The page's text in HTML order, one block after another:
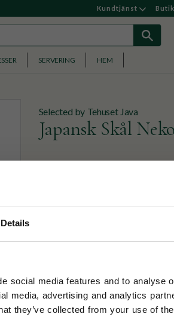
Details
social media features and to analyse
media, advertising and analytics
they’ve collected from your use of
Kundtjänst
SERVERING HEM
Selected by Tehuset Java
Japansk Skål
En stor skål i Japansk design
119KR
✓ Fri frakt över 399 kr
✓ Betala direkt eller inom 30